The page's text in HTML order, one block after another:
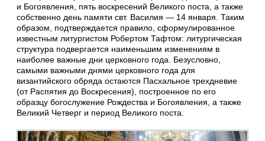
и Богоявления, пять воскресений Великого поста, а также
собственно день памяти свт. Василия — 14 января. Таким
образом, подтверждается правило, сформулированное
известным литургистом Робертом Тафтом: литургическая
структура подвергается наименьшим изменениям в
наиболее важные дни церковного года. Безусловно,
самыми важными днями церковного года для
византийского обряда остаются Пасхальное трехдневие
(от Распятия до Воскресения), построенное по его
образцу богослужение Рождества и Богоявления, а также
Великий Четверг и период Великого поста.